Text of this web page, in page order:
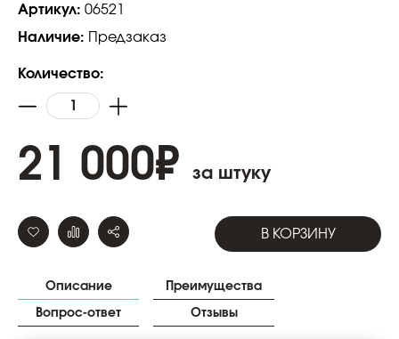
Артикул: 06521
Наличие:
Предзаказ
Количество:
21 000₽ за штуку
В КОРЗИНУ
Описание Преимущества
Вопрос-ответ Отзывы